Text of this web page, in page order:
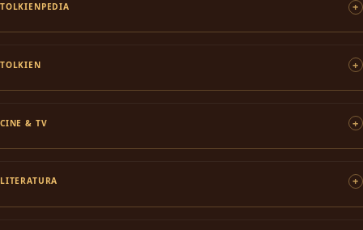
TOLKIENPEDIA
TOLKIEN
CINE & TV
LITERATURA